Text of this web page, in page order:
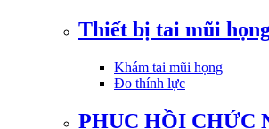
Thiết bị tai mũi
Khám tai mũi họng
Đo thính lực
PHỤC HỒI CHỨC